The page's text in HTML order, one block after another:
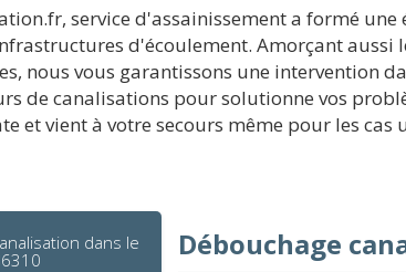
service d'assainissement a formé
d'écoulement. Amorçant
nous vous garantissons une intervention
de canalisations pour solutionne vos
et vient à votre secours même pour les cas
dans le
Débouchage